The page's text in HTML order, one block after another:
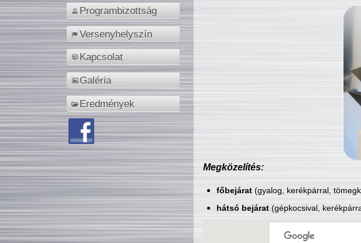
Programbizottság
Versenyhelyszín
Kapcsolat
Galéria
Eredmények
Megközelítés:
főbejárat(gyalog, kerékpárral,
hátsó bejárat(gépkocsival,